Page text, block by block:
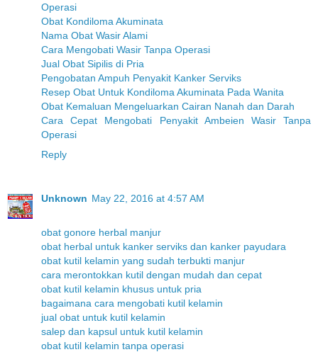
Operasi
Obat Kondiloma Akuminata
Nama Obat Wasir Alami
Cara Mengobati Wasir Tanpa Operasi
Jual Obat Sipilis di Pria
Pengobatan Ampuh Penyakit Kanker Serviks
Resep Obat Untuk Kondiloma Akuminata Pada Wanita
Obat Kemaluan Mengeluarkan Cairan Nanah dan Darah
Cara Cepat Mengobati Penyakit Ambeien Wasir Tanpa
Operasi
Reply
Unknown May 22, 2016 at 4:57 AM
obat gonore herbal manjur
obat herbal untuk kanker serviks dan kanker payudara
obat kutil kelamin yang sudah terbukti manjur
cara merontokkan kutil dengan mudah dan cepat
obat kutil kelamin khusus untuk pria
bagaimana cara mengobati kutil kelamin
jual obat untuk kutil kelamin
salep dan kapsul untuk kutil kelamin
obat kutil kelamin tanpa operasi